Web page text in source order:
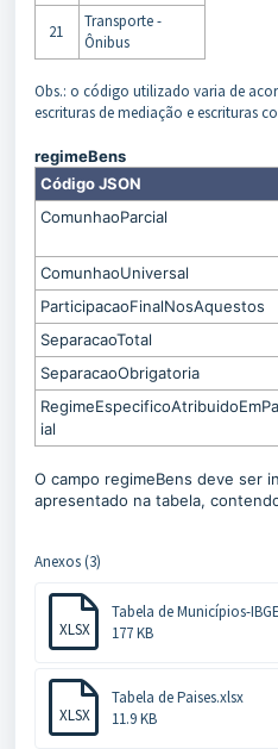
21
Transporte -
Ônibus
Obs.: o código utilizado varia de
escrituras de mediação e escrituras
regimeBens
Código JSON
ComunhaoParcial
ComunhaoUniversal
ParticipacaoFinalNosAquestos
SeparacaoTotal
SeparacaoObrigatoria
ial
O campo regimeBens deve ser
apresentado na tabela,
Anexos (3)
XLSX
Tabela de Municípios-
177 KB
XLSX
Tabela de Paises.xlsx
11.9 KB